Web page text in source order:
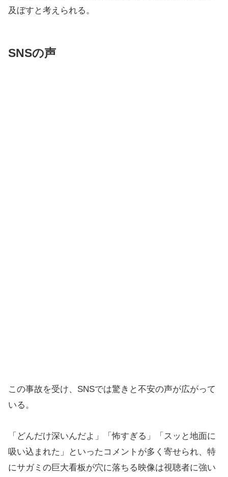
及ぼすと考えられる。
SNSの声
この事故を受け、SNSでは驚きと不安の声が広がって
いる。
「どんだけ深いんだよ」「怖すぎる」「スッと地面に
吸い込まれた」といったコメントが多く寄せられ、特
にサガミの巨大看板が穴に落ちる映像は視聴者に強い